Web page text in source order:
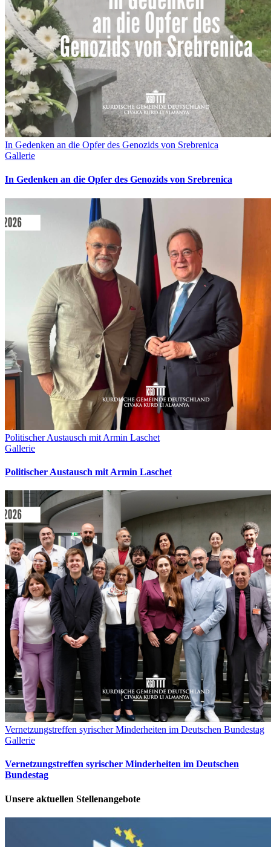
In Gedenken an die Opfer des Genozids von Srebrenica
Gallerie
In Gedenken an die Opfer des Genozids von Srebrenica
Politischer Austausch mit Armin Laschet
Gallerie
Politischer Austausch mit Armin Laschet
Vernetzungstreffen syrischer Minderheiten im Deutschen Bundestag
Gallerie
Vernetzungstreffen syrischer Minderheiten im Deutschen
Bundestag
Unsere aktuellen Stellenangebote